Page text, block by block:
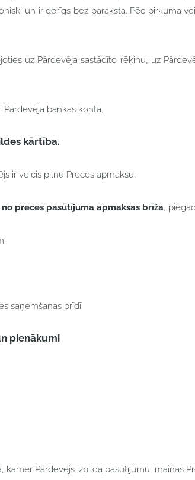
un ir derīgs bez paraksta. Pēc pirkuma
uz Pārdevēja sastādīto rēķinu, uz
bankas kontā.
kārtība.
ir veicis pilnu Preces apmaksu.
preces pasūtījuma apmaksas brīža,
saņemšanas brīdī.
pienākumi
Pārdevējs izpilda pasūtījumu, mainās